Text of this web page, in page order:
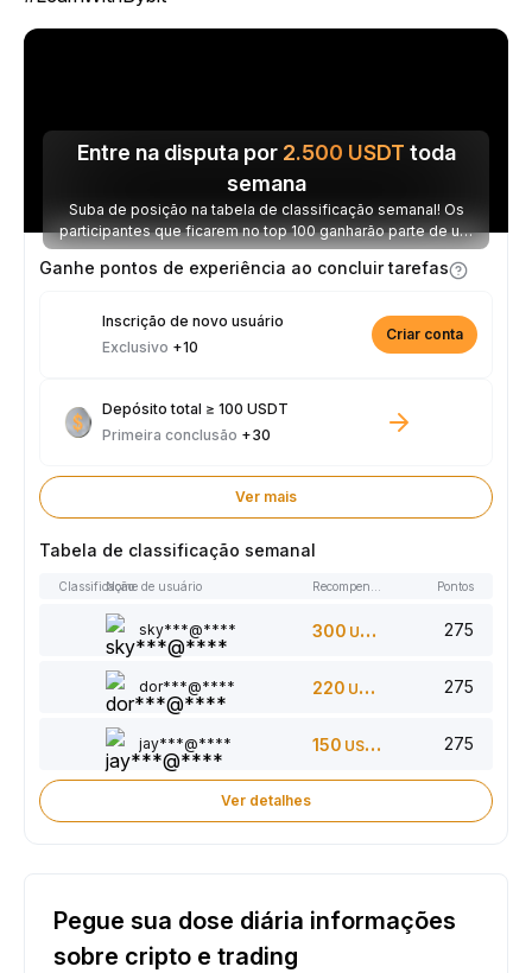
Entre na disputa por 2.500 USDT toda
semana
Suba de posição na tabela de classificação semanal! Os
participantes que ficarem no top 100 ganharão parte de um
prêmio de 2.500 USDT toda semana.
Ganhe pontos de experiência ao concluir tarefas
Inscrição de novo usuário
Exclusivo +10
Criar conta
Depósito total ≥ 100 USDT
Primeira conclusão +30
Ver mais
Tabela de classificação semanal
ClassificaçãoNome de usuário Recompensas Pontos
sky***@**** 300 USDT 275
dor***@**** 220 USDT 275
jay***@**** 150 USDT 275
Ver detalhes
Pegue sua dose diária informações
sobre cripto e trading